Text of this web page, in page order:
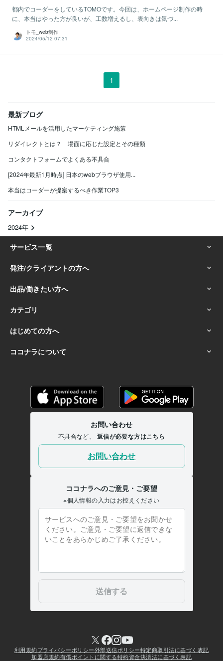
都内でコーダーをしているTOMOです。今回は、ホームページ制作の時
に、本当はやった方が良いが、工数増えるし、表向きは気づ...
トモ_web制作
2024/05/12 07:31
1
最新ブログ
HTMLメールを活用したマーケティング施策
リダイレクトとは？ 場面に応じた設定とその種類
コンタクトフォームでよくある不具合
[2024年最新1月時点] 日本のwebブラウザ使用...
本当はコーダーが提案するべき作業TOP3
アーカイブ
2024年